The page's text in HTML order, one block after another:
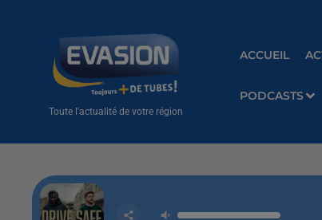
Toute l'actualité de votre région
ACCUEIL
PODCASTS